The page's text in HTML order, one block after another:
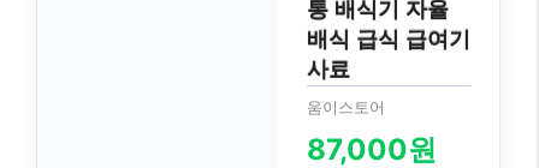
통 배식기 자율
배식 급식 급여기
사료
움이스토어
87,000원